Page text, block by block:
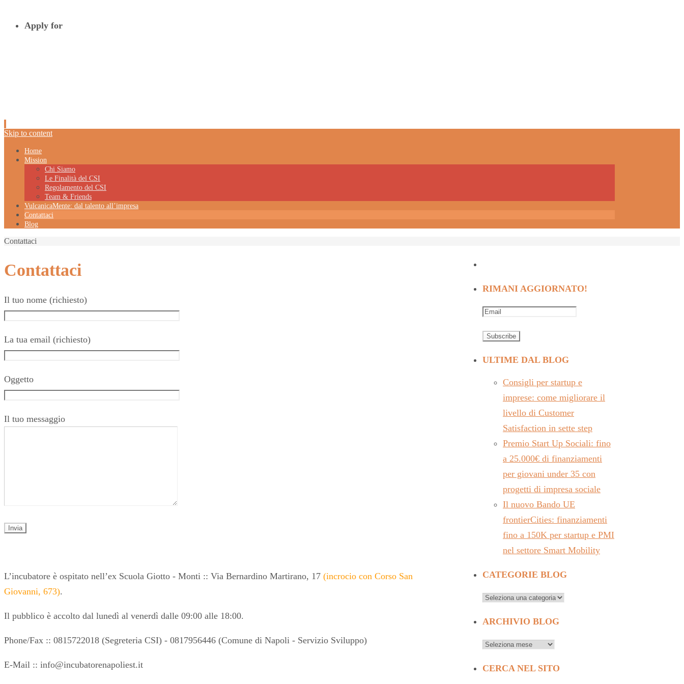
Apply for
Skip to content
Home
Mission
Chi Siamo
Le Finalità del CSI
Regolamento del CSI
Team & Friends
VulcanicaMente: dal talento all’impresa
Contattaci
Blog
Contattaci
Contattaci
Il tuo nome (richiesto)
La tua email (richiesto)
Oggetto
Il tuo messaggio
L’incubatore è ospitato nell’ex Scuola Giotto - Monti :: Via Bernardino Martirano, 17 (incrocio con Corso San
Giovanni, 673).
Il pubblico è accolto dal lunedì al venerdì dalle 09:00 alle 18:00.
Phone/Fax :: 0815722018 (Segreteria CSI) - 0817956446 (Comune di Napoli - Servizio Sviluppo)
E-Mail :: info@incubatorenapoliest.it
RIMANI AGGIORNATO!
ULTIME DAL BLOG
Consigli per startup e
imprese: come migliorare il
livello di Customer
Satisfaction in sette step
Premio Start Up Sociali: fino
a 25.000€ di finanziamenti
per giovani under 35 con
progetti di impresa sociale
Il nuovo Bando UE
frontierCities: finanziamenti
fino a 150K per startup e PMI
nel settore Smart Mobility
CATEGORIE BLOG
ARCHIVIO BLOG
CERCA NEL SITO